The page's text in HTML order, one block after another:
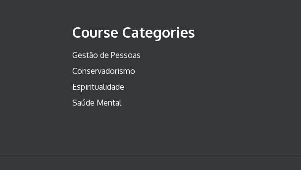
Course Categories
Gestão de Pessoas
Conservadorismo
Espiritualidade
Saúde Mental